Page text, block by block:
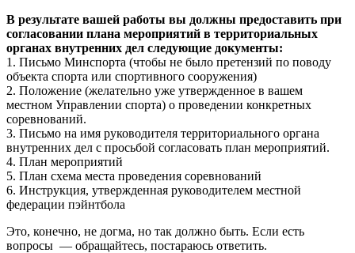
В результате вашей работы вы должны предоставить при
согласовании плана мероприятий в территориальных
органах внутренних дел следующие документы:
1. Письмо Минспорта (чтобы не было претензий по поводу
объекта спорта или спортивного сооружения)
2. Положение (желательно уже утвержденное в вашем
местном Управлении спорта) о проведении конкретных
соревнований.
3. Письмо на имя руководителя территориального органа
внутренних дел с просьбой согласовать план мероприятий.
4. План мероприятий
5. План схема места проведения соревнований
6. Инструкция, утвержденная руководителем местной
федерации пэйнтбола
Это, конечно, не догма, но так должно быть. Если есть
вопросы — обращайтесь, постараюсь ответить.